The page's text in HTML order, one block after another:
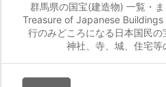
群馬県の国宝(建造物) 一覧・
Treasure of Japanese Buildings
行のみどころになる日本国民の
神社、寺、城、住宅等